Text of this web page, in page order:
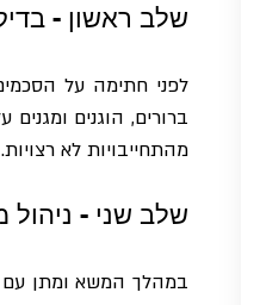
שלב ראשון -
מהתחייבויות לא רצויות.
שלב שני - ניהול